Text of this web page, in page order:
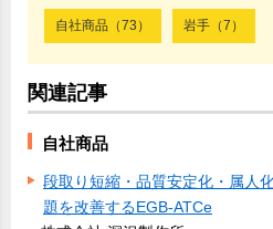
自社商品（73） 岩手（7）
関連記事
自社商品
段取り短縮・品質安定化・属人
題を改善するEGB-ATCe